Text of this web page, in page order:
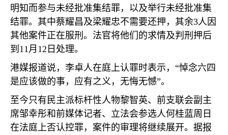
明知而参与未经批准集结罪，以及举行未经批准集
结罪。其中蔡耀昌及梁耀忠不需要还押，其余3人因
其他案件正在服刑。法官将他们的求情及判刑押后
到 11月 12 日处理。
港媒报道说，李卓人在庭上认罪时表示，“悼念六四
是应该做的事，应有之义，无悔无憾”。
至今只有民主派标杆性人物黎智英、前支联会副主
席邹幸彤和前媒体记者、立法会参选人何桂蓝周日
在法庭上否认控罪，案件的审理将继续展开。据报